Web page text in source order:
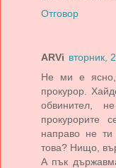
Отговор
ARVi вторник,
Не ми е ясно,
прокурор.
обвинител,
прокурорите
направо не
това? Нищо,
А пък